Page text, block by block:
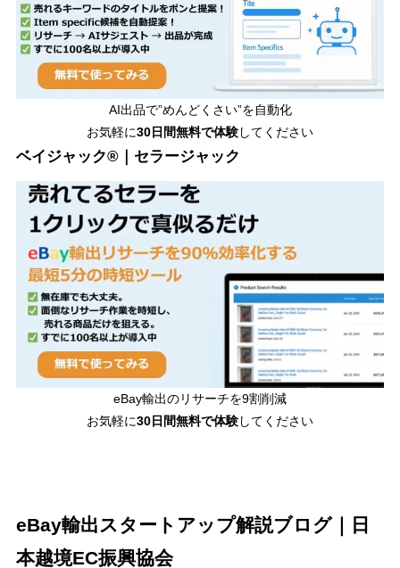
AI出品で”めんどくさい”を自動化
お気軽に30日間無料で体験してください
ベイジャック®｜セラージャック
eBay輸出のリサーチを9割削減
お気軽に30日間無料で体験してください
eBay輸出スタートアップ解説ブログ｜日
本越境EC振興協会